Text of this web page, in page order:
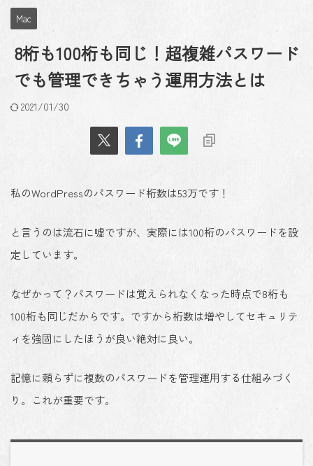
Mac
8桁も100桁も同じ！超複雑パスワード
でも管理できちゃう運用方法とは
2021/01/30
私のWordPressのパスワード桁数は53万です！
と言うのは流石に嘘ですが、実際には100桁のパスワードを設
定しています。
なぜかって？パスワードは覚えられなくなった時点で8桁も
100桁も同じだからです。ですから桁数は増やしてセキュリテ
ィを強固にしたほうが良い絶対に良い。
記憶に頼らずに複数のパスワードを管理運用する仕組みづく
り。これが重要です。